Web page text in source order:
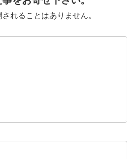
れることはありません。